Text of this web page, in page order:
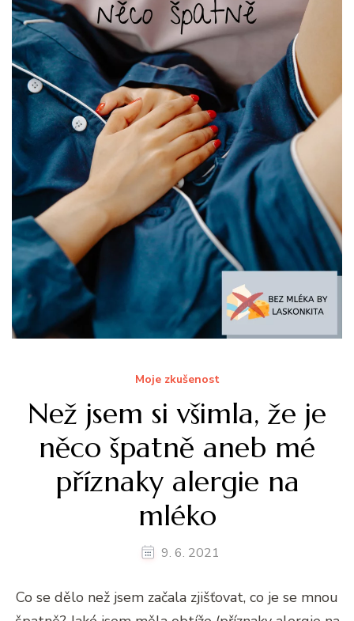
Moje zkušenost
Než jsem si všimla, že je
něco špatně aneb mé
příznaky alergie na
mléko
9. 6. 2021
Co se dělo než jsem začala zjišťovat, co je se mnou